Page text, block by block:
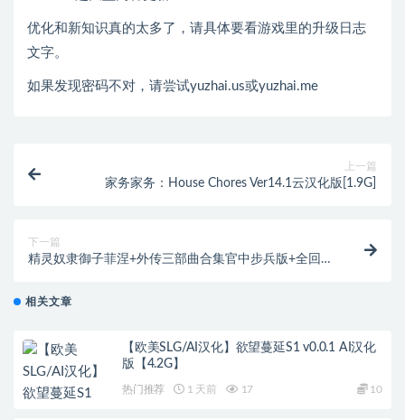
优化和新知识真的太多了，请具体要看游戏里的升级日志
文字。
如果发现密码不对，请尝试yuzhai.us或yuzhai.me
上一篇
家务家务：House Chores Ver14.1云汉化版[1.9G]
下一篇
精灵奴隶御子菲涅+外传三部曲合集官中步兵版+全回想
相关文章
【欧美SLG/AI汉化】欲望蔓延S1 v0.0.1 AI汉化
版【4.2G】
热门推荐 1 天前 17 10